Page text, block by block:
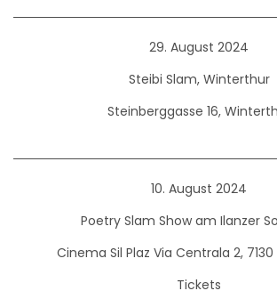
29. August 2024
Steibi Slam, Winterthur
Steinberggasse 16,
10. August 2024
Poetry Slam Show am Ilanzer
Cinema Sil Plaz Via Centrala 2,
Tickets